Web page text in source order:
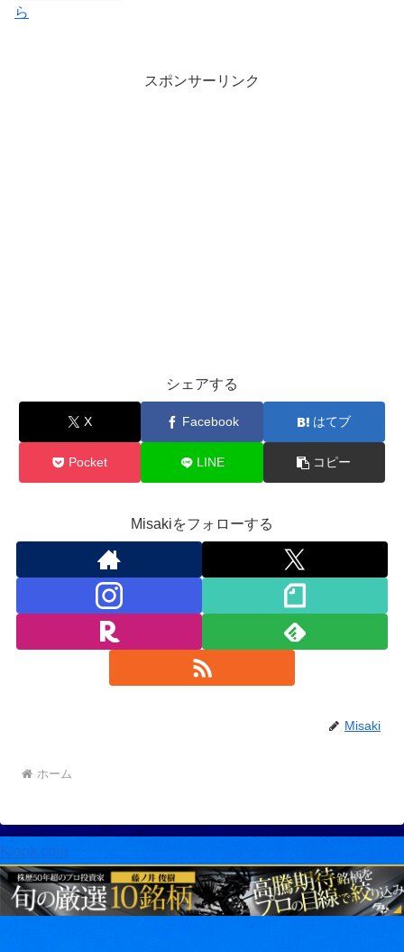
ら
スポンサーリンク
シェアする
X Facebook はてブ
Pocket LINE コピー
Misakiをフォローする
Misaki
ホーム
Klook.com